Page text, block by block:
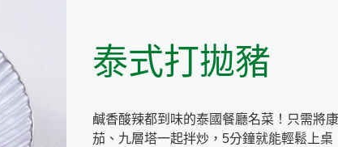
泰式打拋豬
鹹香酸辣都到味的泰國餐廳名菜！只需將
茄、九層塔一起拌炒，5分鐘就能輕鬆上桌